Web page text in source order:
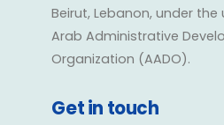
Beirut, Lebanon, under
Arab Administrative
Organization (AADO).
Get in touch